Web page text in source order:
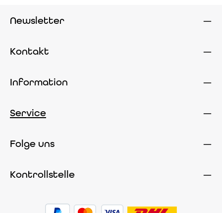
Newsletter
Kontakt
Information
Service
Folge uns
Kontrollstelle